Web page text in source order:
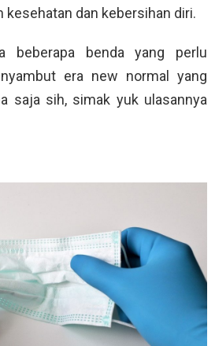
dan kebersihan diri.
beberapa benda yang perlu
era new normal yang
saja sih, simak yuk ulasannya